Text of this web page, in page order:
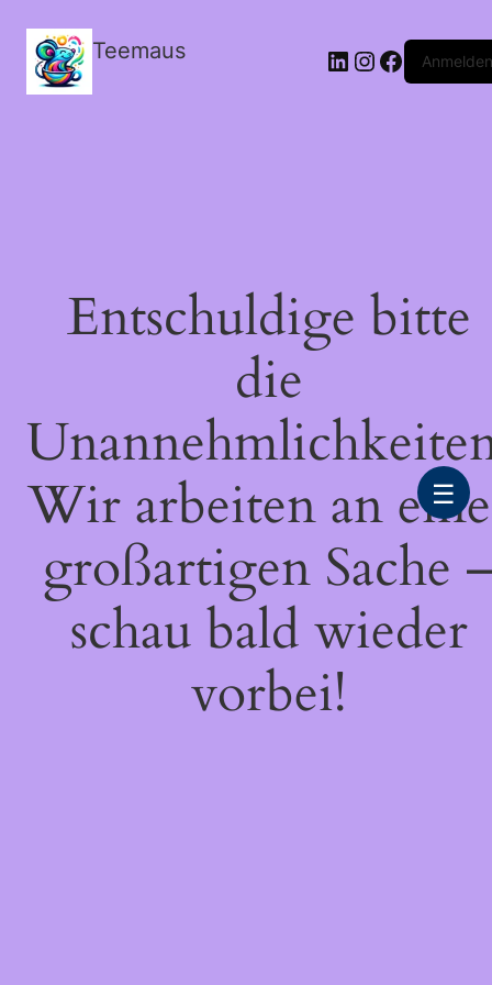
Teemaus LinkedIn
Instagram
FacebookAnmelden
Entschuldige bitte
die
Wir arbeiten an
großartigen Sache
schau bald wieder
vorbei!
☰